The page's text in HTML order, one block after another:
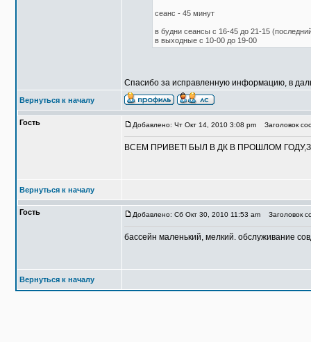
сеанс - 45 минут
в будни сеансы с 16-45 до 21-15
в выходные с 10-00 до 19-00
Спасибо за исправленную информацию, в
Вернуться к началу
Гость Добавлено: Чт Окт 14, 2010 3:08 pm Заголовок
ВСЕМ ПРИВЕТ! БЫЛ В ДК В ПРОШЛОМ
Вернуться к началу
Гость Добавлено: Сб Окт 30, 2010 11:53 am Заголовок
бассейн маленький, мелкий. обслуживание
Вернуться к началу